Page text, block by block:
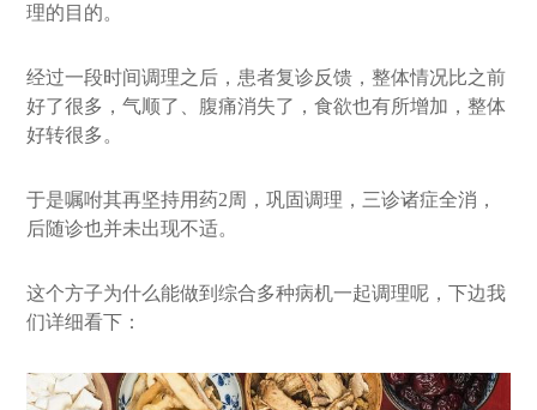
理的目的。
经过一段时间调理之后，患者复诊反馈，整体情况比之前
好了很多，气顺了、腹痛消失了，食欲也有所增加，整体
好转很多。
于是嘱咐其再坚持用药2周，巩固调理，三诊诸症全消，
后随诊也并未出现不适。
这个方子为什么能做到综合多种病机一起调理呢，下边我
们详细看下：